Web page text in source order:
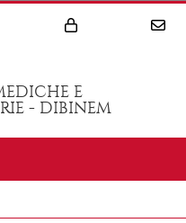
E
- DIBINEM